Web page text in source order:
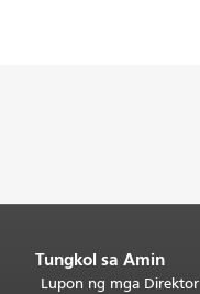
Tungkol sa Amin
Lupon ng mga Direktor